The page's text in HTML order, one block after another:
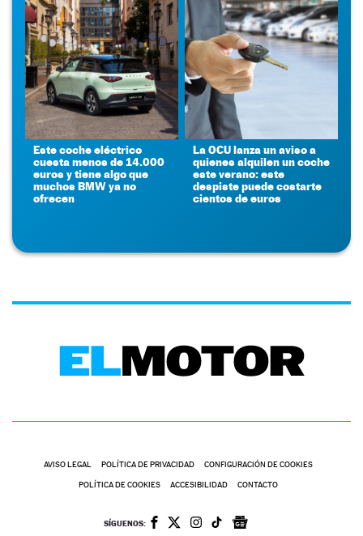
Este coche eléctrico
cuesta menos de 14.000
euros y tiene algo que
muchos BMW ya no
ofrecen
La OCU lanza un aviso a
quienes alquilen un coche
este verano: este
despiste puede costarte
cientos de euros
AVISO LEGAL POLÍTICA DE PRIVACIDAD CONFIGURACIÓN DE COOKIES
POLÍTICA DE COOKIES ACCESIBILIDAD CONTACTO
SÍGUENOS: